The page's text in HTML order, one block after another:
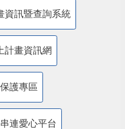
資訊暨查詢系統
計畫資訊網
護專區
連愛心平台